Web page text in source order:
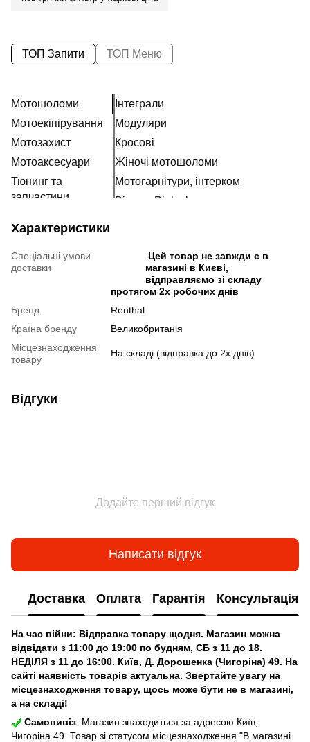
ТОП Запити ТОП Меню
Мотошоломи
Мотоекіпірування
Мотозахист
Мотоаксесуари
Тюнинг та
запчастини
Наклейки
Інтеграли
Модуляри
Кросові
Жіночі мотошоломи
Мотогарнітури, інтерком
Візори, Pinlock та запчастини
Характеристики
Спеціальні умови
доставки
Цей товар не завжди є в
магазині в Києві,
відправляємо зі складу
протягом 2х робочих днів
Бренд
Renthal
Країна бренду
Великобританія
Місцезнаходження
товару
На складі (відправка до 2х днів)
Відгуки
Додайте перший відгук
Написати відгук
Доставка Оплата Гарантія Консультація
На час війни: Відправка товару щодня. Магазин можна
відвідати з 11:00 до 19:00 по будням, СБ з 11 до 18.
НЕДІЛЯ з 11 до 16:00. Київ, Д. Дорошенка (Чигоріна) 49. На
сайті наявність товарів актуальна. Звертайте увагу на
місцезнаходження товару, щось може бути не в магазині,
а на складі!
Самовивіз . Магазин знаходиться за адресою Київ,
Чигоріна 49. Товар зі статусом місцезнаходження "В магазині